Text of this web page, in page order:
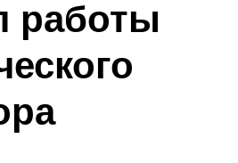
работы